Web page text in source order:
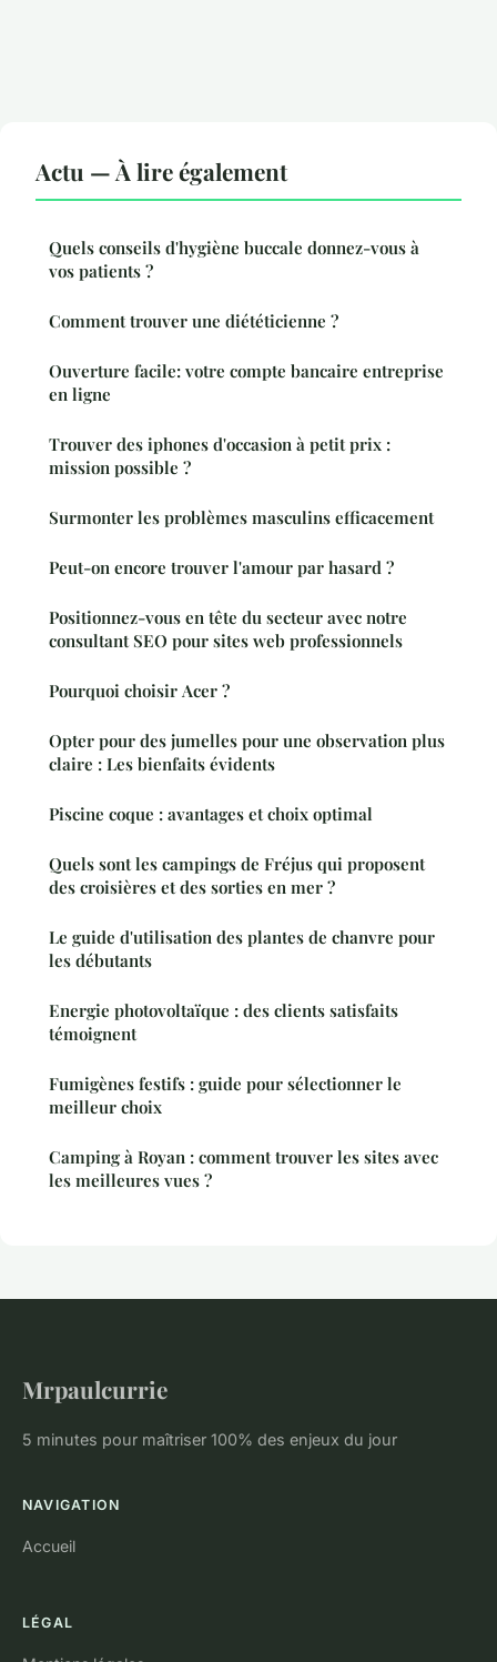
Actu — À lire également
Quels conseils d'hygiène buccale donnez-vous à
vos patients ?
Comment trouver une diététicienne ?
Ouverture facile: votre compte bancaire entreprise
en ligne
Trouver des iphones d'occasion à petit prix :
mission possible ?
Surmonter les problèmes masculins efficacement
Peut-on encore trouver l'amour par hasard ?
Positionnez-vous en tête du secteur avec notre
consultant SEO pour sites web professionnels
Pourquoi choisir Acer ?
Opter pour des jumelles pour une observation plus
claire : Les bienfaits évidents
Piscine coque : avantages et choix optimal
Quels sont les campings de Fréjus qui proposent
des croisières et des sorties en mer ?
Le guide d'utilisation des plantes de chanvre pour
les débutants
Energie photovoltaïque : des clients satisfaits
témoignent
Fumigènes festifs : guide pour sélectionner le
meilleur choix
Camping à Royan : comment trouver les sites avec
les meilleures vues ?
Mrpaulcurrie
5 minutes pour maîtriser 100% des enjeux du jour
NAVIGATION
Accueil
LÉGAL